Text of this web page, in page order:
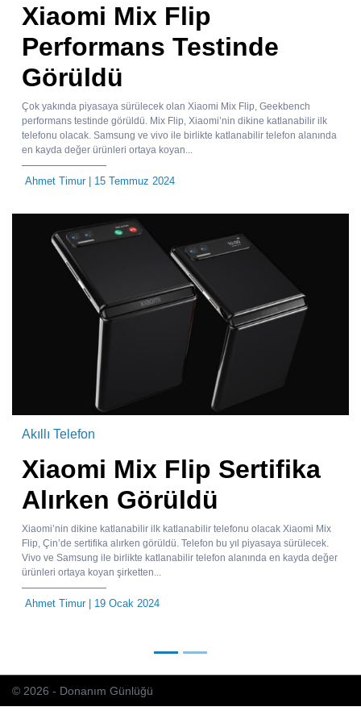
Xiaomi Mix Flip
Performans Testinde
Görüldü
Çok yakında piyasaya sürülecek olan Xiaomi Mix Flip, Geekbench
performans testinde görüldü. Mix Flip, Xiaomi’nin dikine katlanabilir ilk
telefonu olacak. Samsung ve vivo ile birlikte katlanabilir telefon alanında
en kayda değer ürünleri ortaya koyan...
Ahmet Timur| 15 Temmuz 2024
Akıllı Telefon
Xiaomi Mix Flip Sertifika
Alırken Görüldü
Xiaomi’nin dikine katlanabilir ilk katlanabilir telefonu olacak Xiaomi Mix
Flip, Çin’de sertifika alırken görüldü. Telefon bu yıl piyasaya sürülecek.
Vivo ve Samsung ile birlikte katlanabilir telefon alanında en kayda değer
ürünleri ortaya koyan şirketten...
Ahmet Timur| 19 Ocak 2024
© 2026 - Donanım Günlüğü